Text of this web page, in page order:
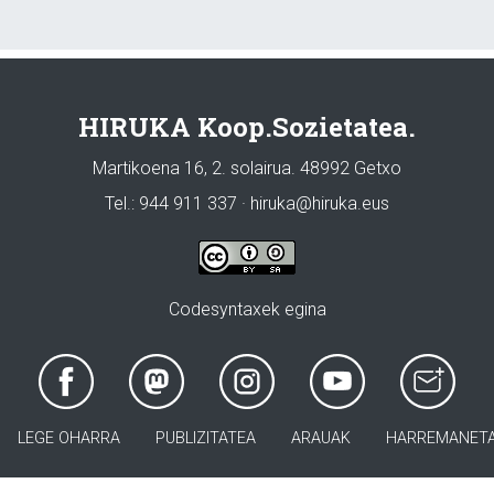
HIRUKA Koop.Sozietatea.
Martikoena 16, 2. solairua. 48992 Getxo
Tel.: 944 911 337 · hiruka@hiruka.eus
Codesyntaxek egina
LEGE OHARRA PUBLIZITATEA ARAUAK